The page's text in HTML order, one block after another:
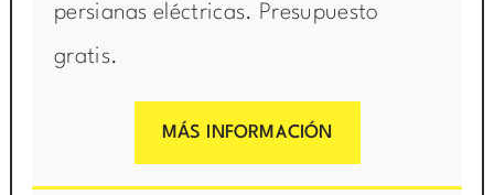
persianas eléctricas. Presupuesto
gratis.
MÁS INFORMACIÓN